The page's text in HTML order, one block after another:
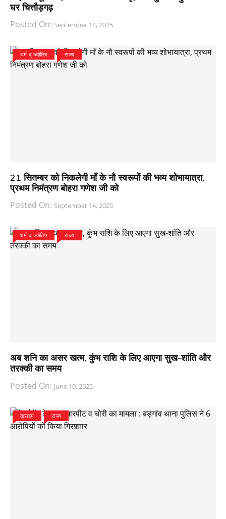
घर चित्तौड़गढ़
Posted On: September 14, 2025
धर्म व् ज्योतिष राज्य
21 सितम्बर को निकलेगी माँ के नौ स्वरूपों की भव्य शोभायात्रा,
प्रथम निमंत्रण बोहरा गणेश जी को
Posted On: September 14, 2025
धर्म व् ज्योतिष राज्य
अब शनि का असर खत्म, कुंभ राशि के लिए आएगा सुख-शांति और
तरक्की का समय
Posted On: June 10, 2025
क्राइम राज्य